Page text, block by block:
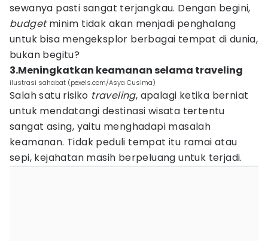
sewanya pasti sangat terjangkau. Dengan begini,
budgetminim tidak akan menjadi penghalang
untuk bisa mengeksplor berbagai tempat di dunia,
bukan begitu?
3.Meningkatkan keamanan selama traveling
ilustrasi sahabat (pexels.com/Asya Cusima)
Salah satu risiko traveling, apalagi ketika berniat
untuk mendatangi destinasi wisata tertentu
sangat asing, yaitu menghadapi masalah
keamanan. Tidak peduli tempat itu ramai atau
sepi, kejahatan masih berpeluang untuk terjadi.